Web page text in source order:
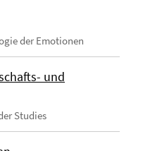
der Emotionen
und
Studies